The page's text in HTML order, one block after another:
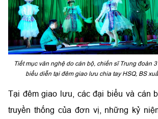
Tiết mục văn nghệ do cán bộ, chiến sĩ Trung đoàn
biểu diễn tại đêm giao lưu chia tay HSQ, BS
Tại đêm giao lưu, các đại biểu và cán
truyền thống của đơn vị, những kỷ